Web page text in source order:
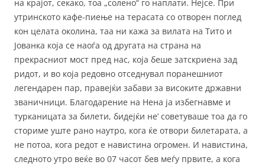
на крајот, секако, тоа „солено“ го наплати. Нејсе. При
утринското кафе-пиење на терасата со отворен поглед
кон целата околина, таа ни кажа за вилата на Тито и
Јованка која се наоѓа од другата на страна на
прекрасниот мост пред нас, која беше затскриена зад
ридот, и во која редовно отседнувал поранешниот
легендарен пар, правејќи забави за високите државни
званичници. Благодарение на Нена ја избегнавме и
турканицата за билети, бидејќи не’ советуваше тоа да го
сториме уште рано наутро, кога ќе отвори билетарата, а
не потоа, кога редот е навистина огромен. И навистина,
следното утро веќе во 07 часот бев меѓу првите, а кога